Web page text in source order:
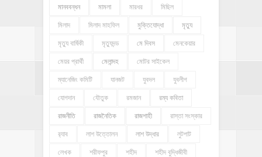
মানববন্ধন মামলা মারধর মিছিল
মিলাদ মিলাদ মাহফিল মুক্তিযোদ্ধা মৃত্যু
মৃত্যু বার্ষিকী মৃত্যুদন্ড মে দিবস মেনকেয়ার
মেয়র প্রার্থী মেলান্দহ মোটর সাইকেল
ম্যানেজিং কমিটি যানজট যুবদল যুবলীগ
যোগদান যৌতুক রমজান রম্য কবিতা
রাজনীতি রাজনৈতিক রাজশাহী রাস্তা সংস্কার
র‍্যাব লাশ উত্তোলন লাশ উদ্ধার লুটপাট
লেখক শরীফপুর শহীদ শহীদ বুদ্ধিজীবী